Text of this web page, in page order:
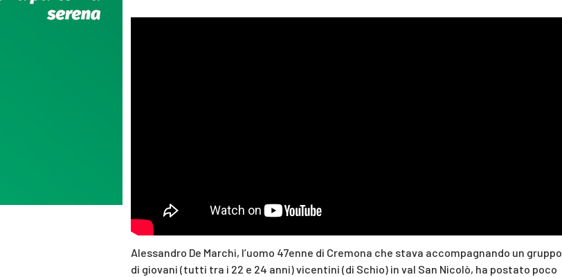
Alessandro De Marchi, l’uomo 47enne di Cremona che stava accompagnando un gruppo
di giovani (tutti tra i 22 e 24 anni) vicentini (di Schio) in val San Nicolò, ha postato poco